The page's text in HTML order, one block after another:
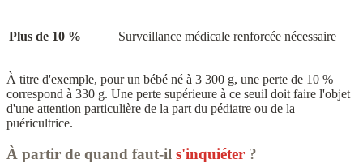
Plus de 10 % Surveillance médicale renforcée nécessaire
À titre d'exemple, pour un bébé né à 3 300 g, une perte de 10 %
correspond à 330 g. Une perte supérieure à ce seuil doit faire l'objet
d'une attention particulière de la part du pédiatre ou de la
puéricultrice.
À partir de quand faut-il s'inquiéter ?